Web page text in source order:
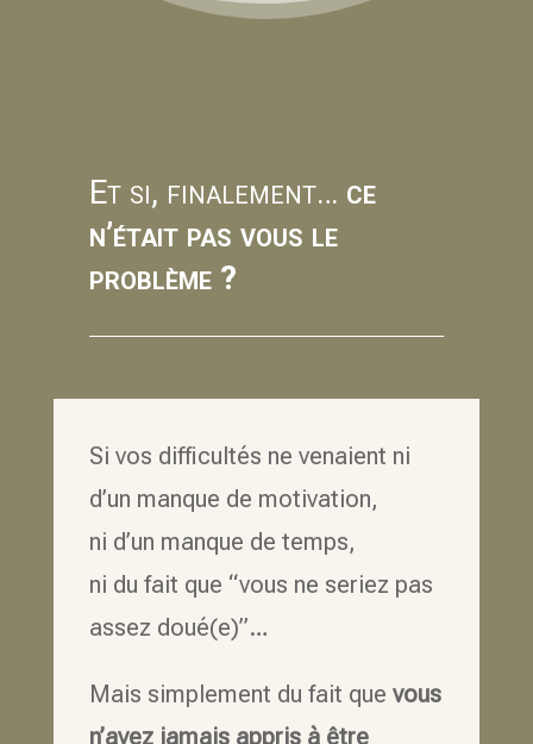
Et si, finalement… ce
n’était pas vous le
problème ?
Si vos difficultés ne venaient ni
d’un manque de motivation,
ni d’un manque de temps,
ni du fait que “vous ne seriez pas
assez doué(e)”…
Mais simplement du fait que vous
n’avez jamais appris à être